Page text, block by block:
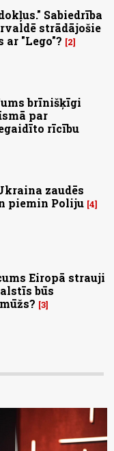
Sabiedrība
strādājošie
ar "Lego"?
2
brīnišķīgi
par
rīcību
zaudēs
piemin Poliju 4
Eiropā strauji
būs
3